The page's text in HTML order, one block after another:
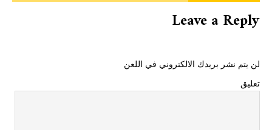
Leave a Reply
لن يتم نشر بريدك الالكتروني في اللعن
تعليق